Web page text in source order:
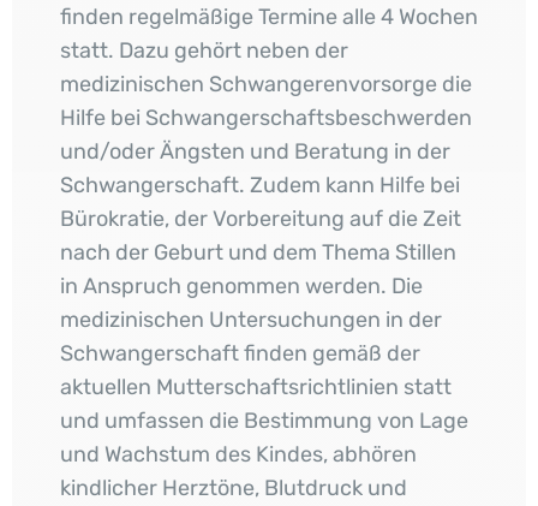
finden regelmäßige Termine alle 4 Wochen
statt. Dazu gehört neben der
medizinischen Schwangerenvorsorge die
Hilfe bei Schwangerschaftsbeschwerden
und/oder Ängsten und Beratung in der
Schwangerschaft. Zudem kann Hilfe bei
Bürokratie, der Vorbereitung auf die Zeit
nach der Geburt und dem Thema Stillen
in Anspruch genommen werden. Die
medizinischen Untersuchungen in der
Schwangerschaft finden gemäß der
aktuellen Mutterschaftsrichtlinien statt
und umfassen die Bestimmung von Lage
und Wachstum des Kindes, abhören
kindlicher Herztöne, Blutdruck und